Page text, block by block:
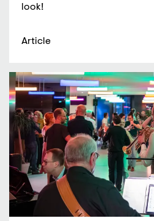
look!
Article